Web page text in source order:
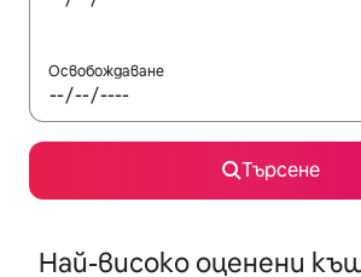
Освобождаване
Търсене
Най-високо оценени